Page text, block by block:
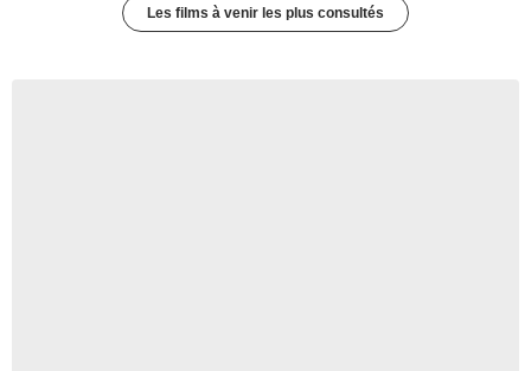
Les films à venir les plus consultés